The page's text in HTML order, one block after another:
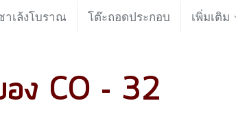
าเล้งโบราณ โต๊ะถอดประกอบ เพิ่มเติม
อง CO - 32